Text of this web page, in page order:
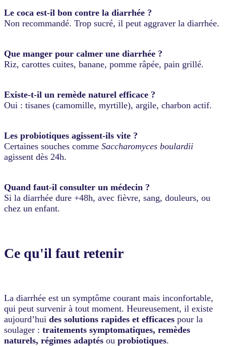
Le coca est-il bon contre la diarrhée ?
Non recommandé. Trop sucré, il peut aggraver la diarrhée.
Que manger pour calmer une diarrhée ?
Riz, carottes cuites, banane, pomme râpée, pain grillé.
Existe-t-il un remède naturel efficace ?
Oui : tisanes (camomille, myrtille), argile, charbon actif.
Les probiotiques agissent-ils vite ?
Certaines souches comme Saccharomyces boulardii
agissent dès 24h.
Quand faut-il consulter un médecin ?
Si la diarrhée dure +48h, avec fièvre, sang, douleurs, ou
chez un enfant.
Ce qu'il faut retenir
La diarrhée est un symptôme courant mais inconfortable,
qui peut survenir à tout moment. Heureusement, il existe
aujourd’hui des solutions rapides et efficaces pour la
soulager : traitements symptomatiques, remèdes
naturels, régimes adaptés ou probiotiques.